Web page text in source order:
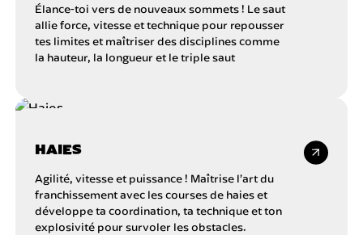
Élance-toi vers de nouveaux sommets ! Le saut
allie force, vitesse et technique pour repousser
tes limites et maîtriser des disciplines comme
la hauteur, la longueur et le triple saut
HAIES
Agilité, vitesse et puissance ! Maîtrise l’art du
franchissement avec les courses de haies et
développe ta coordination, ta technique et ton
explosivité pour survoler les obstacles.